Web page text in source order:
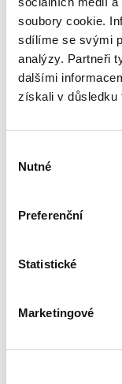
soubory cookie.
sdílíme se svými
analýzy. Partneři
dalšími
získali v důsledku
souhlasu
Nutné
Preferenční
Statistické
Marketingové
Tato
republice.
reaguje na
Martin
práva. Po